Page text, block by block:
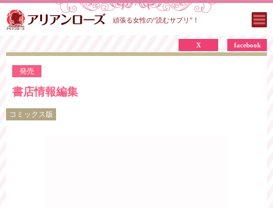
頑張る女性の“読むサプリ”！
発売
X facebook
書店情報編集
コミックス版